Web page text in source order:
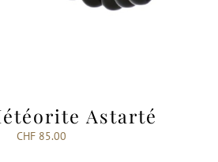
Astarté
CHF85.00